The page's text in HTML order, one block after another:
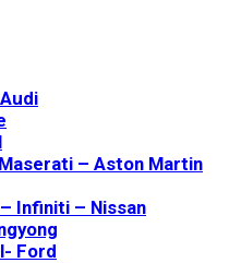
– Aston Martin
Infiniti – Nissan
Ford